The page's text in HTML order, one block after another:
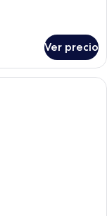
Ver precio
pequeña y bien